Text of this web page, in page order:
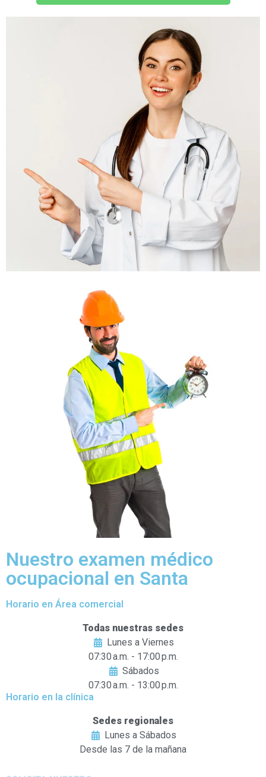
Nuestro examen médico
ocupacional en Santa
Horario en Área comercial
Todas nuestras sedes
Lunes a Viernes
07:30 a.m. - 17:00 p.m.
Sábados
07:30 a.m. - 13:00 p.m.
Horario en la clínica
Sedes regionales
Lunes a Sábados
Desde las 7 de la mañana